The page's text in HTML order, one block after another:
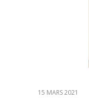
15 MARS 2021